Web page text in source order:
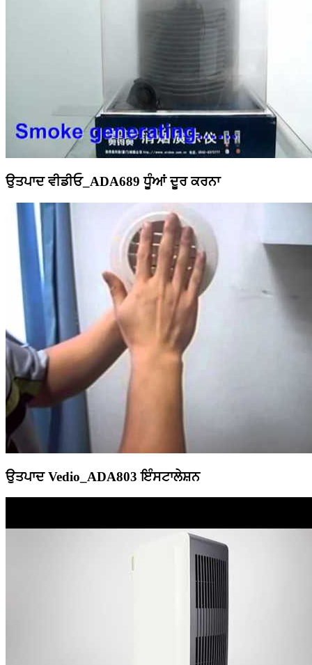
ਉਤਪਾਦ ਵੀਡੀਓ_ADA689 ਧੂੰਆਂ ਦੂਰ ਕਰਨਾ
ਉਤਪਾਦ Vedio_ADA803 ਇੰਸਟਾਲੇਸ਼ਨ